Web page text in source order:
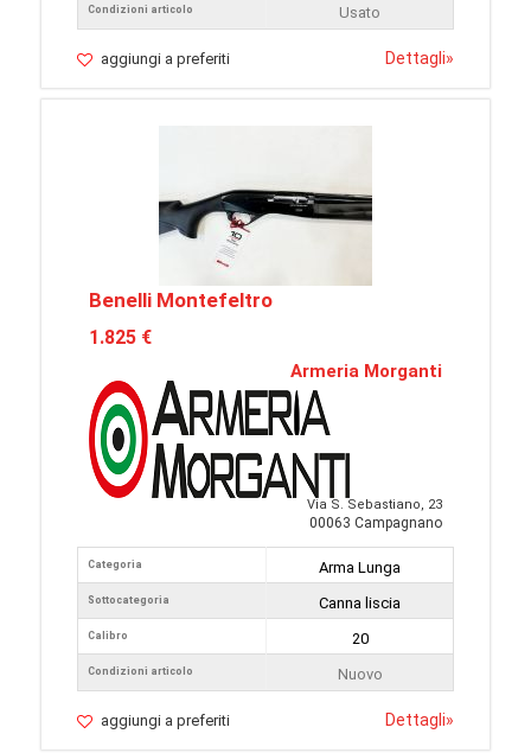
Condizioni articolo
Usato
aggiungi a preferiti Dettagli»
Benelli Montefeltro
1.825 €
Armeria Morganti
Via S. Sebastiano, 23
00063 Campagnano
Categoria
Sottocategoria
Calibro
Condizioni articolo
Arma Lunga
Canna liscia
20
Nuovo
aggiungi a preferiti Dettagli»